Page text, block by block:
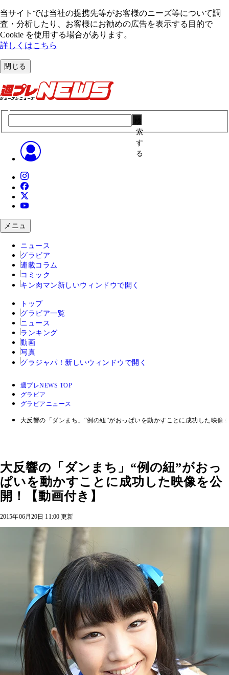
当サイトでは当社の提携先等がお客様のニーズ等について調
査・分析したり、お客様にお勧めの広告を表⽰する⽬的で
Cookie を使⽤する場合があります。
詳しくはこちら
閉じる
索
す
る
メニュ
ニュース
グラビア
連載コラム
コミック
キン肉マン 新しいウィンドウで開く
トップ
グラビア一覧
ニュース
ランキング
動画
写真
グラジャパ！ 新しいウィンドウで開く
週プレNEWS TOP
グラビア
グラビアニュース
大反響の「ダンまち」“例の紐”がおっぱいを動かすことに成功した映像
大反響の「ダンまち」“例の紐”がおっ
ぱいを動かすことに成功した映像を公
開！【動画付き】
2015年06月20日 11:00 更新